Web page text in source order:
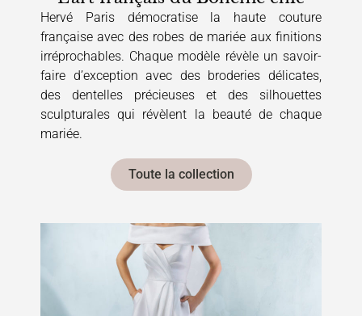
Hervé Paris démocratise la haute couture
française avec des robes de mariée aux finitions
irréprochables. Chaque modèle révèle un savoir-
faire d’exception avec des broderies délicates,
des dentelles précieuses et des silhouettes
sculpturales qui révèlent la beauté de chaque
mariée.
Toute la collection